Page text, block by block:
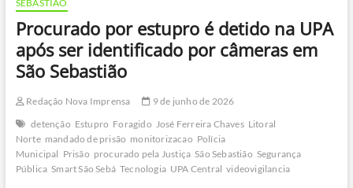
SEBASTIÃO
Procurado por estupro é detido na UPA
após ser identificado por câmeras em
São Sebastião
Redação Nova Imprensa
9 de junho de 2026
detenção Estupro Foragido José Ferreira Chaves Litoral
Norte mandado de prisão monitorizacao Polícia
Municipal Prisão procurado pela Justiça São Sebastião Segurança
Pública Smart São Sebá Tecnologia UPA Central videovigilancia